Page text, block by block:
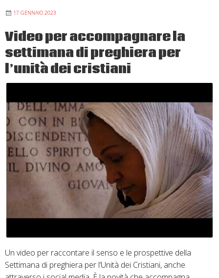
Patrono
Feliciano
17 GENNAIO 2023
Video per accompagnare la
settimana di preghiera per
l’unità dei cristiani
Un video per raccontare il senso e le prospettive della
Settimana di preghiera per l’Unità dei Cristiani, anche